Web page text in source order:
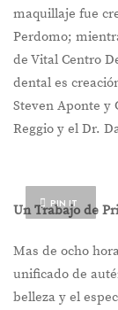
maquillaje fue
Perdomo;
de Vital Centro
dental es
Steven Aponte y
Reggio y el Dr.
PIN IT
Un Trabajo de
Mas de ocho
unificado de
belleza y el